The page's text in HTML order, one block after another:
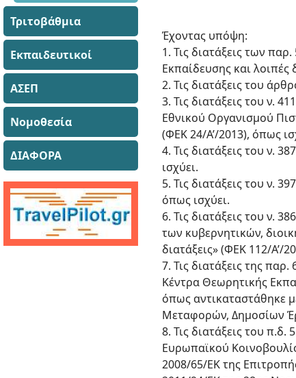
Τριτοβάθμια
Εκπαιδευτικοί
ΑΣΕΠ
Νομοθεσία
ΔΙΑΦΟΡΑ
Έχοντας υπόψη:
1. Τις διατάξεις των
Εκπαίδευσης και λοιπές
2. Τις διατάξεις του
3. Τις διατάξεις του ν.
Εθνικού Οργανισμού
(ΦΕΚ 24/Α’/2013), όπως
4. Τις διατάξεις του ν.
ισχύει.
5. Τις διατάξεις του ν.
όπως ισχύει.
6. Τις διατάξεις του ν.
των κυβερνητικών,
διατάξεις» (ΦΕΚ 112/Α’/
7. Τις διατάξεις της
Κέντρα Θεωρητικής
όπως αντικαταστάθηκε
Μεταφορών, Δημοσίων
8. Τις διατάξεις του
Ευρωπαϊκού
2008/65/ΕΚ της